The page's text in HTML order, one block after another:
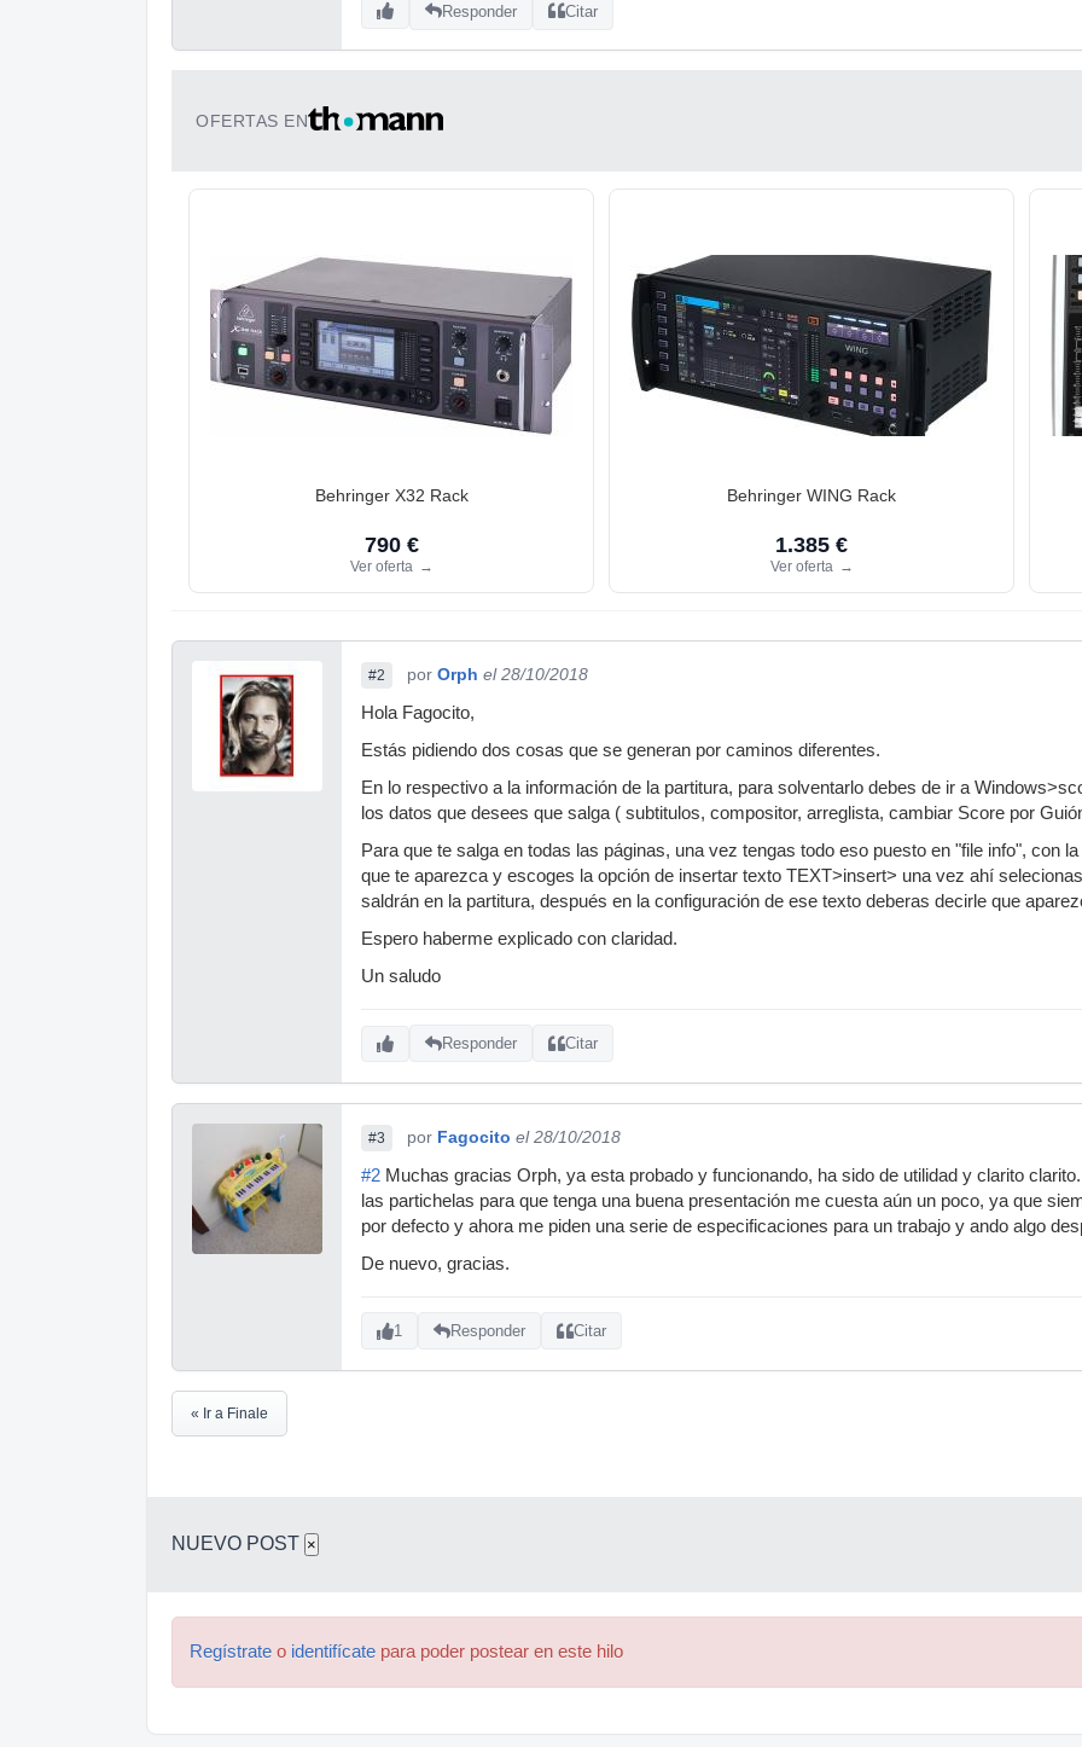
Responder Citar
OFERTAS EN
Behringer X32 Rack
790 €
Ver oferta →
Behringer WING Rack
1.385 €
Ver oferta →
#2 por Orph el 28/10/2018
Hola Fagocito,
Estás pidiendo dos cosas que se generan por caminos diferentes.
En lo respectivo a la información de la partitura, para solventarlo debes de ir a
los datos que desees que salga ( subtitulos, compositor, arreglista, cambiar Score por
Para que te salga en todas las páginas, una vez tengas todo eso puesto en "file info", con
que te aparezca y escoges la opción de insertar texto TEXT>insert> una vez ahí
saldrán en la partitura, después en la configuración de ese texto deberas decirle que
Espero haberme explicado con claridad.
Un saludo
Responder Citar
#3 por Fagocito el 28/10/2018
#2 Muchas gracias Orph, ya esta probado y funcionando, ha sido de utilidad y clarito
las partichelas para que tenga una buena presentación me cuesta aún un poco, ya que
por defecto y ahora me piden una serie de especificaciones para un trabajo y ando algo
De nuevo, gracias.
1 Responder Citar
« Ir a Finale
NUEVO POST ×
Regístrate o identifícate para poder postear en este hilo